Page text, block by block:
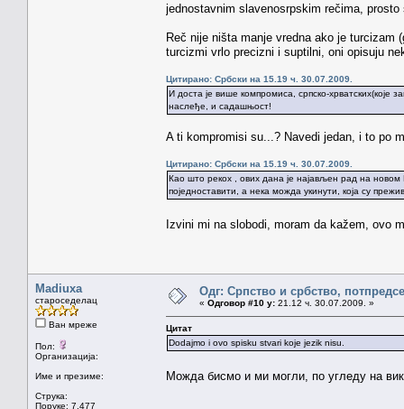
jednostavnim slavenosrpskim rečima,
Reč nije ništa manje vredna ako je turcizam
turcizmi vrlo precizni i suptilni, oni opisuju
Цитирано: Србски на 15.19 ч. 30.07.2009.
И доста је више компромиса, српско-хрватских(које
наслеђе, и садашњост!
A ti kompromisi su...? Navedi jedan, i to po
Цитирано: Србски на 15.19 ч. 30.07.2009.
Као што рекох , ових дана је најављен рад на
поједноставити, а нека можда укинути, која су
Izvini mi na slobodi, moram da kažem, ovo
Madiuxa
староседелац
Ван мреже
Пол:
Организација:
Име и презиме:
Струка:
Поруке: 7.477
Одг: Српство и србство,
« Одговор #10 у: 21.12 ч. 30.07.2009. »
Цитат
Dodajmo i ovo spisku stvari koje jezik nisu.
Можда бисмо и ми могли, по угледу на